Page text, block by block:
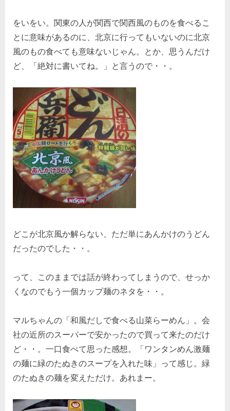
をいをい。関東の人が関西で関西風のものを食べるこ
とに意味があるのに、北京に行ってもいないのに北京
風のもの食べても意味ないじゃん。とか、思うんだけ
ど、「絶対に書いてね。」と言うので・・。
どこが北京風か解らない、ただ単にあんかけのうどん
だったのでした・・。
って、このままでは話が終わってしまうので、せっか
くなのでもう一個カップ麺のネタを・・。
マルちゃんの「和風だしで食べる山菜らーめん」。会
社の近所のスーパーで安かったので買って来たのだけ
ど・・。一口食べて思った感想。「ワンタンめん激麺
の麺に緑のたぬきのスープを入れた味」って感じ。緑
のたぬきの麺を変えただけ。あれまー。